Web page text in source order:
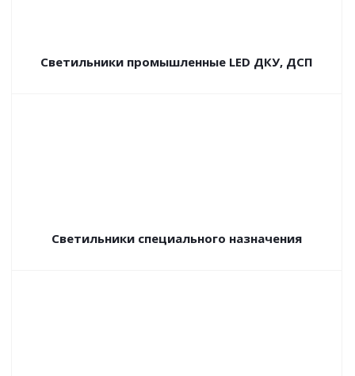
Светильники промышленные LED ДКУ, ДСП
Светильники специального назначения